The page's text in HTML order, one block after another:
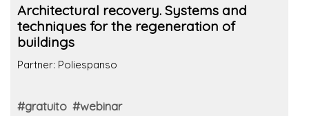
Architectural recovery. Systems and
techniques for the regeneration of
buildings
Partner: Poliespanso
#gratuito #webinar